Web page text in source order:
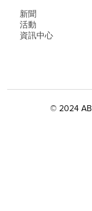
新聞
活動
資訊中心
© 2024